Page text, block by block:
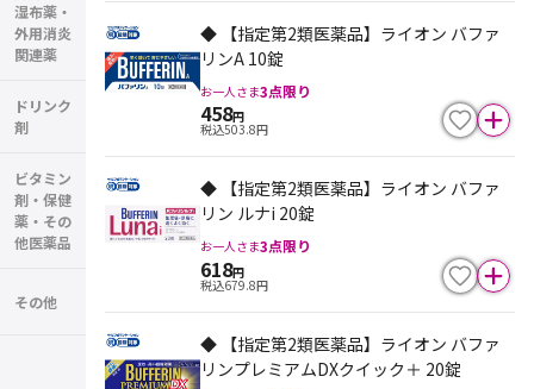
湿布薬・
外用消炎
関連薬
ドリンク
剤
ビタミン
剤・保健
薬・その
他医薬品
その他
◆ 【指定第2類医薬品】ライオン バファ
リンA 10錠
お一人さま3点限り
458円
税込503.8円
◆ 【指定第2類医薬品】ライオン バファ
リン ルナi 20錠
お一人さま3点限り
618円
税込679.8円
◆ 【指定第2類医薬品】ライオン バファ
リンプレミアムDXクイック＋ 20錠